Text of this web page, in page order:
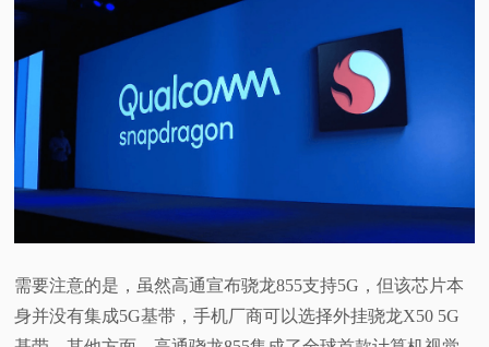
测
视
科
普
体
需要注意的是，虽然高通宣布骁龙855支持5G，但该芯片本
身并没有集成5G基带，手机厂商可以选择外挂骁龙X50 5G